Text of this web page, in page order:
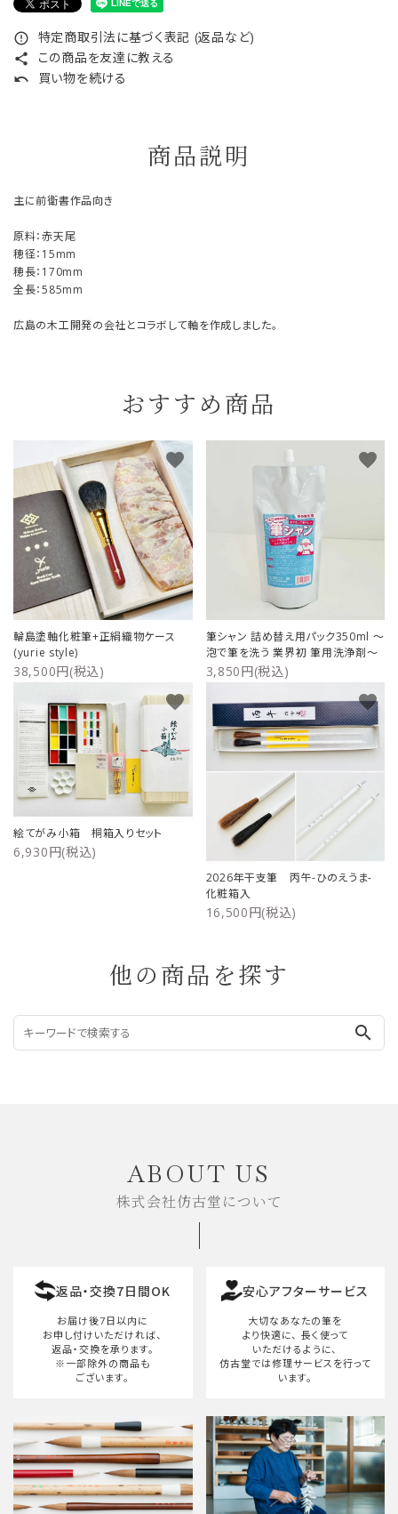
error_outline 特定商取引法に基づく表記 (返品など)
share この商品を友達に教える
undo 買い物を続ける
商品説明
主に前衛書作品向き
原料：赤天尾
穂径：15mm
穂長：170mm
全長：585mm
広島の木工開発の会社とコラボして軸を作成しました。
おすすめ商品
輪島塗軸化粧筆+正絹織物ケース
(yurie style)
38,500円(税込)
favorite
筆シャン 詰め替え用パック350ml ～
泡で筆を洗う 業界初 筆用洗浄剤～
3,850円(税込)
favorite
絵てがみ小箱 桐箱入りセット
6,930円(税込)
favorite
2026年干支筆 丙午-ひのえうま-
化粧箱入
16,500円(税込)
favorite
他の商品を探す
search
ABOUT US
株式会社仿古堂について
返品・交換7日間OK
お届け後7日以内に
お申し付けいただければ、
返品・交換を承ります。
※一部除外の商品も
ございます。
安心アフターサービス
大切なあなたの筆を
より快適に、 長く使って
いただけるように、
仿古堂では修理サービスを行って
います。